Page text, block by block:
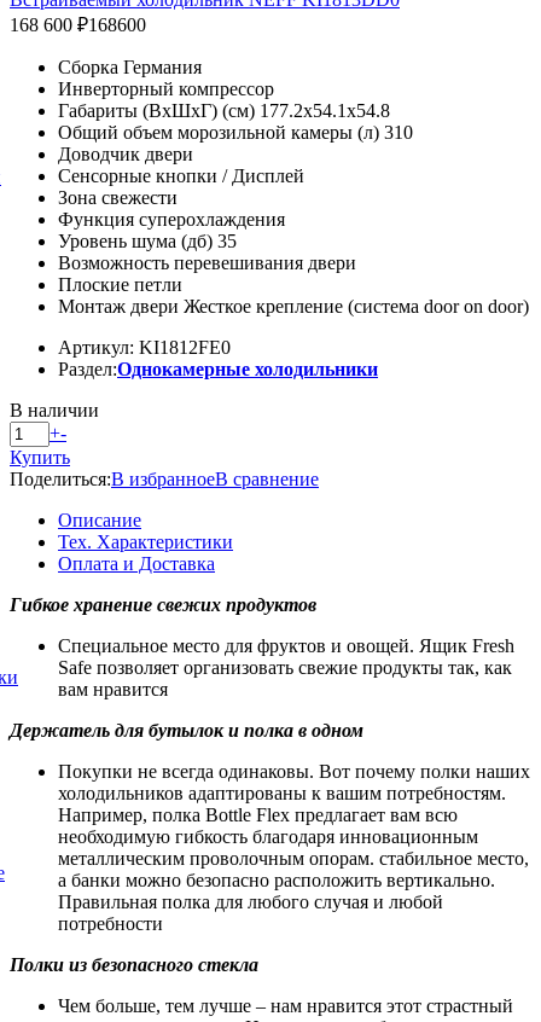
168 600 ₽168600
Сборка Германия
Инверторный компрессор
Габариты (ВхШхГ) (см) 177.2x54.1x54.8
Общий объем морозильной камеры (л) 310
Доводчик двери
Сенсорные кнопки / Дисплей
Зона свежести
Функция суперохлаждения
Уровень шума (дб) 35
Возможность перевешивания двери
Плоские петли
Монтаж двери Жесткое крепление (система door on door)
Артикул: KI1812FE0
Раздел:Однокамерные холодильники
В наличии
+-
Купить
Поделиться:В избранноеВ сравнение
Описание
Тех. Характеристики
Оплата и Доставка
Гибкое хранение свежих продуктов
Специальное место для фруктов и овощей. Ящик Fresh
Safe позволяет организовать свежие продукты так, как
вам нравится
Держатель для бутылок и полка в одном
Покупки не всегда одинаковы. Вот почему полки наших
холодильников адаптированы к вашим потребностям.
Например, полка Bottle Flex предлагает вам всю
необходимую гибкость благодаря инновационным
металлическим проволочным опорам. стабильное место,
а банки можно безопасно расположить вертикально.
Правильная полка для любого случая и любой
потребности
Полки из безопасного стекла
Чем больше, тем лучше – нам нравится этот страстный